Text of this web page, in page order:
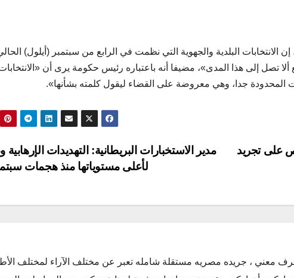
الانتخابات البلدية والجهوية التي نظمت في الرابع من سبتمبر (أيلول)
تصل إلى هذا المدى»، مضيفا أنه باعتباره رئيس حكومة يرى أن
جدا، وهي معروضة على القضاء ليقول كلمته بشأنها».
مدير الاستخبارات البريطانية: التهديدات
لأعلى مستوياتها منذ هجمات
على تجريد
معني ، جريده مصريه مستقلة شامله تعبر عن مختلف الآراء لمختلف